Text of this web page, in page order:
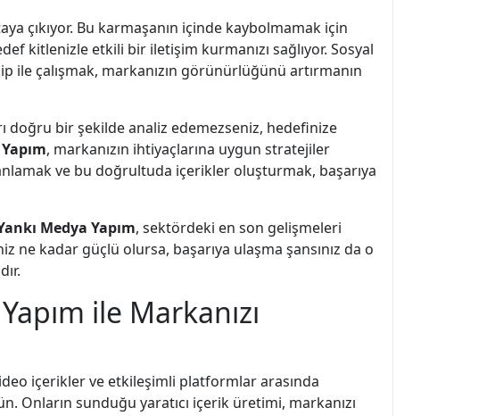
çıkıyor. Bu karmaşanın içinde kaybolmamak için
kitlenizle etkili bir iletişim kurmanızı sağlıyor. Sosyal
çalışmak, markanızın görünürlüğünü artırmanın
doğru bir şekilde analiz edemezseniz, hedefinize
, markanızın ihtiyaçlarına uygun stratejiler
ve bu doğrultuda içerikler oluşturmak, başarıya
Medya Yapım, sektördeki en son gelişmeleri
kadar güçlü olursa, başarıya ulaşma şansınız da o
ile Markanızı
içerikler ve etkileşimli platformlar arasında
Onların sunduğu yaratıcı içerik üretimi, markanızı